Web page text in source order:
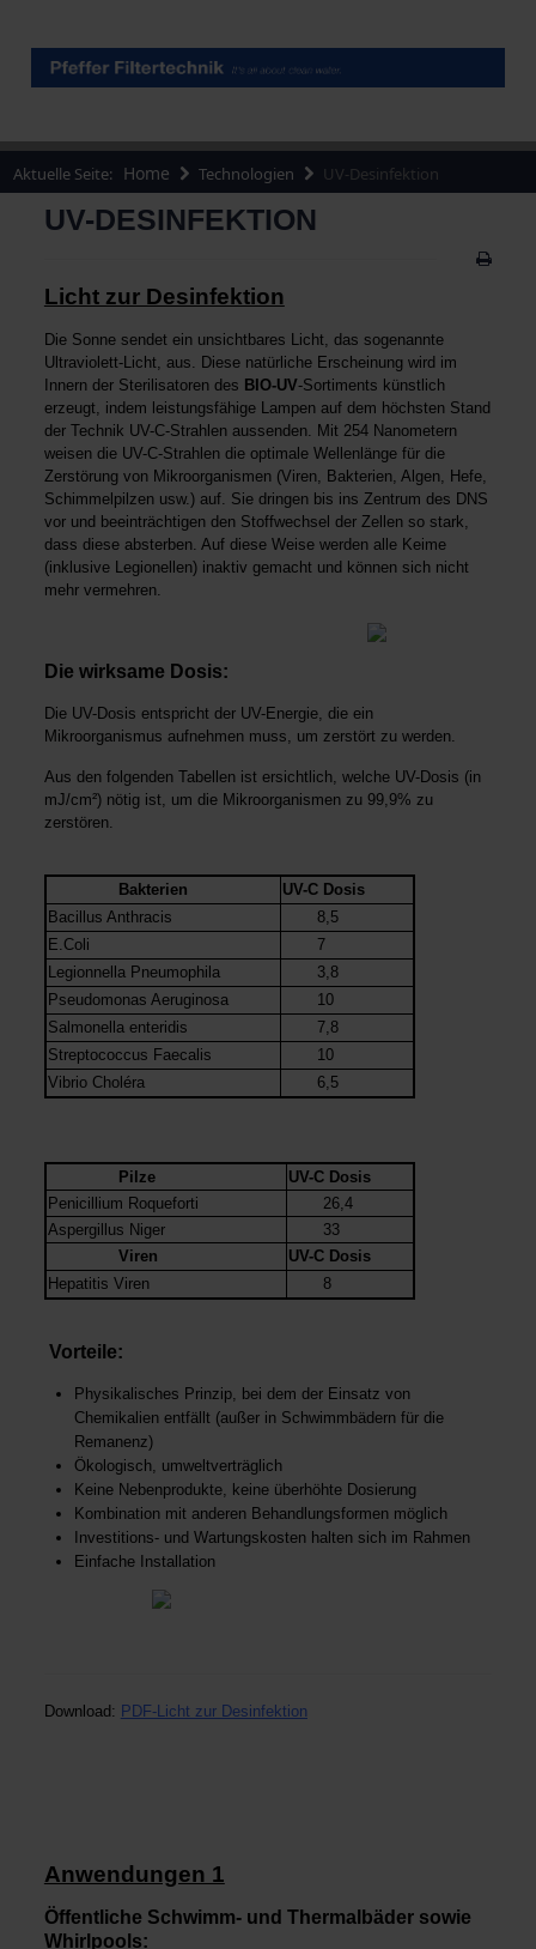
Aktuelle Seite: Home Technologien UV-Desinfektion
UV-DESINFEKTION
Licht zur Desinfektion
Die Sonne sendet ein unsichtbares Licht, das sogenannte
Ultraviolett-Licht, aus. Diese natürliche Erscheinung wird im
Innern der Sterilisatoren des BIO-UV-Sortiments künstlich
erzeugt, indem leistungsfähige Lampen auf dem höchsten Stand
der Technik UV-C-Strahlen aussenden. Mit 254 Nanometern
weisen die UV-C-Strahlen die optimale Wellenlänge für die
Zerstörung von Mikroorganismen (Viren, Bakterien, Algen, Hefe,
Schimmelpilzen usw.) auf. Sie dringen bis ins Zentrum des DNS
vor und beeinträchtigen den Stoffwechsel der Zellen so stark,
dass diese absterben. Auf diese Weise werden alle Keime
(inklusive Legionellen) inaktiv gemacht und können sich nicht
mehr vermehren.
Die wirksame Dosis:
Die UV-Dosis entspricht der UV-Energie, die ein
Mikroorganismus aufnehmen muss, um zerstört zu werden.
Aus den folgenden Tabellen ist ersichtlich, welche UV-Dosis (in
mJ/cm²) nötig ist, um die Mikroorganismen zu 99,9% zu
zerstören.
Bakterien
UV-C Dosis
Bacillus Anthracis
8,5
E.Coli
7
Legionnella Pneumophila
3,8
Pseudomonas Aeruginosa
10
Salmonella enteridis
7,8
Streptococcus Faecalis
10
Vibrio Choléra
6,5
Pilze
UV-C Dosis
Penicillium Roqueforti
26,4
Aspergillus Niger
33
Viren
UV-C Dosis
Hepatitis Viren
8
Vorteile:
Physikalisches Prinzip, bei dem der Einsatz von
Chemikalien entfällt (außer in Schwimmbädern für die
Remanenz)
Ökologisch, umweltverträglich
Keine Nebenprodukte, keine überhöhte Dosierung
Kombination mit anderen Behandlungsformen möglich
Investitions- und Wartungskosten halten sich im Rahmen
Einfache Installation
Download: PDF-Licht zur Desinfektion
Anwendungen 1
Öffentliche Schwimm- und Thermalbäder sowie
Whirlpools: